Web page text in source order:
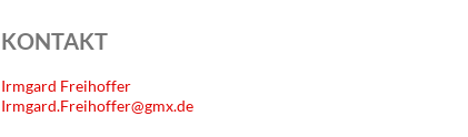
KONTAKT
Irmgard Freihoffer
Irmgard.Freihoffer@gmx.de